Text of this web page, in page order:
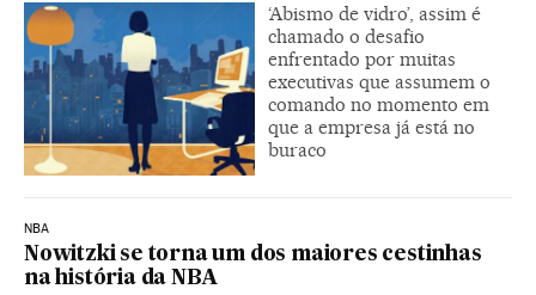
‘Abismo de vidro’, assim é
chamado o desafio
enfrentado por muitas
executivas que assumem o
comando no momento em
que a empresa já está no
buraco
NBA
Nowitzki se torna um dos maiores cestinhas
na história da NBA